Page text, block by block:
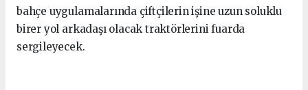
bahçe uygulamalarında çiftçilerin işine uzun soluklu
birer yol arkadaşı olacak traktörlerini fuarda
sergileyecek.